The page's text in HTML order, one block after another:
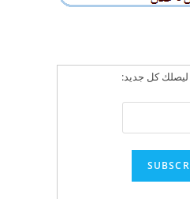
كل جديد: